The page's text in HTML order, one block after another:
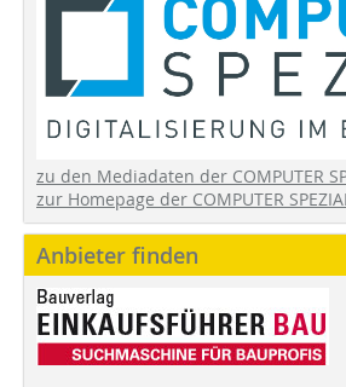
zu den Mediadaten der COMPUTER
zur Homepage der COMPUTER
Anbieter finden